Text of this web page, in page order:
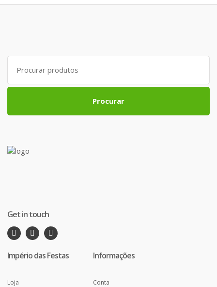
Search
for:
Procurar
Get in touch
Império das Festas
Loja
Informações
Conta